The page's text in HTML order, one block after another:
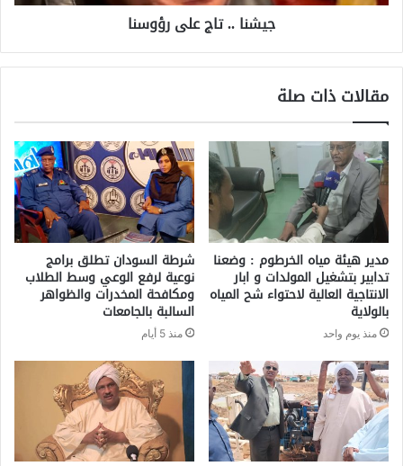
جيشنا .. تاج على رؤوسنا
مقالات ذات صلة
مدير هيئة مياه الخرطوم : وضعنا
تدابير بتشغيل المولدات و ابار
الانتاجية العالية لاحتواء شح المياه
بالولاية
منذ يوم واحد
شرطة السودان تطلق برامج
نوعية لرفع الوعي وسط الطلاب
ومكافحة المخدرات والظواهر
السالبة بالجامعات
منذ 5 أيام